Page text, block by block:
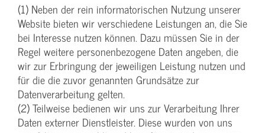
(1) Neben der rein informatorischen Nutzung unserer
Website bieten wir verschiedene Leistungen an, die Sie
bei Interesse nutzen können. Dazu müssen Sie in der
Regel weitere personenbezogene Daten angeben, die
wir zur Erbringung der jeweiligen Leistung nutzen und
für die die zuvor genannten Grundsätze zur
Datenverarbeitung gelten.
(2) Teilweise bedienen wir uns zur Verarbeitung Ihrer
Daten externer Dienstleister. Diese wurden von uns